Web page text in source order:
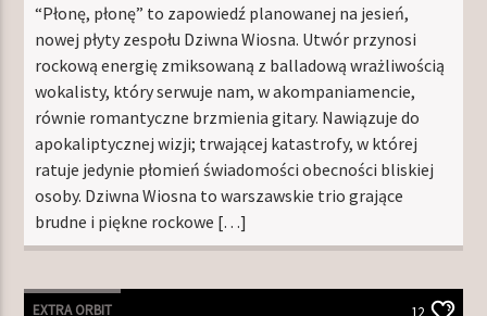
“Płonę, płonę” to zapowiedź planowanej na jesień,
nowej płyty zespołu Dziwna Wiosna. Utwór przynosi
rockową energię zmiksowaną z balladową wrażliwością
wokalisty, który serwuje nam, w akompaniamencie,
równie romantyczne brzmienia gitary. Nawiązuje do
apokaliptycznej wizji; trwającej katastrofy, w której
ratuje jedynie płomień świadomości obecności bliskiej
osoby. Dziwna Wiosna to warszawskie trio grające
brudne i piękne rockowe […]
EXTRA ORBIT 12